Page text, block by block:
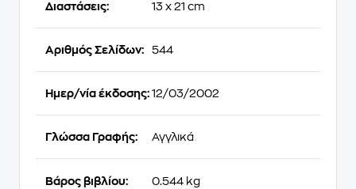
Διαστάσεις: 13 x 21 cm
Αριθμός Σελίδων: 544
Ημερ/νία έκδοσης: 12/03/2002
Γλώσσα Γραφής: Αγγλικά
Βάρος βιβλίου: 0.544 kg